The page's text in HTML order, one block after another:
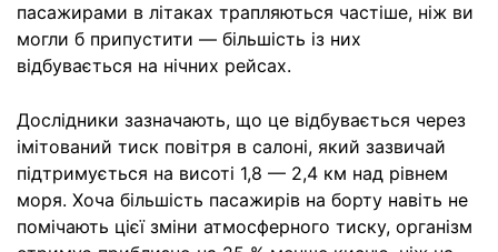
пасажирами в літаках трапляються частіше, ніж ви
могли б припустити — більшість із них
відбувається на нічних рейсах.
Дослідники зазначають, що це відбувається через
імітований тиск повітря в салоні, який зазвичай
підтримується на висоті 1,8 — 2,4 км над рівнем
моря. Хоча більшість пасажирів на борту навіть не
помічають цієї зміни атмосферного тиску, організм